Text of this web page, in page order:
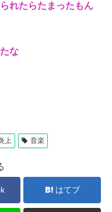
れたらたまったもん
な
上 音楽
はてブ